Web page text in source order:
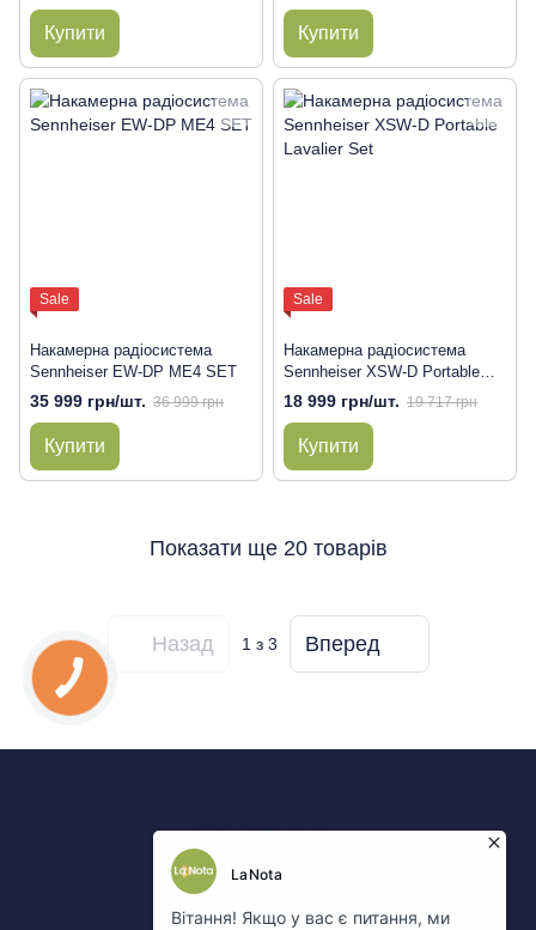
Купити Купити
Sale
Накамерна радіосистема
Sennheiser EW-DP ME4 SET
35 999 грн/шт. 36 999 грн
Купити
Sale
Накамерна радіосистема
Sennheiser XSW-D Portable
Lavalier Set
18 999 грн/шт. 19 717 грн
Купити
Показати ще 20 товарів
Назад 1з 3 Вперед
067 Показати
Контакти
Повна версія сайту